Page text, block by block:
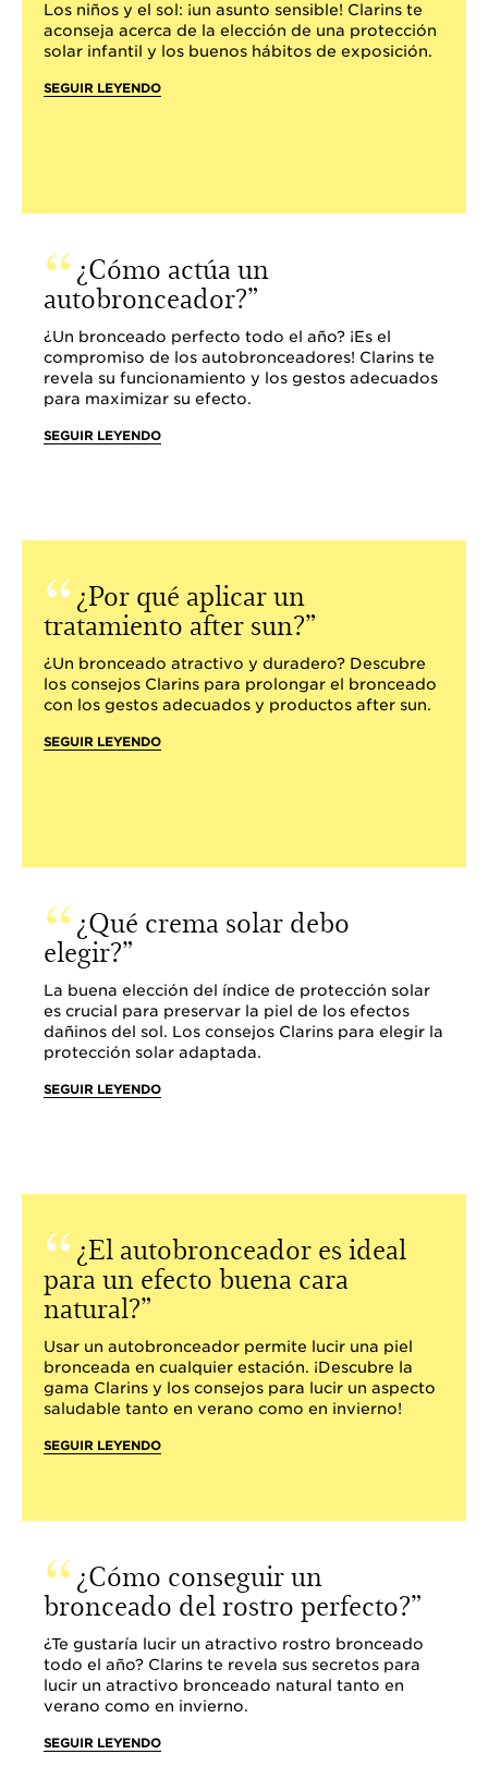
Los niños y el sol: ¡un asunto sensible! Clarins te
aconseja acerca de la elección de una protección
solar infantil y los buenos hábitos de exposición.
SEGUIR LEYENDO
¿Cómo actúa un
autobronceador?
¿Un bronceado perfecto todo el año? ¡Es el
compromiso de los autobronceadores! Clarins te
revela su funcionamiento y los gestos adecuados
para maximizar su efecto.
SEGUIR LEYENDO
¿Por qué aplicar un
tratamiento after sun?
¿Un bronceado atractivo y duradero? Descubre
los consejos Clarins para prolongar el bronceado
con los gestos adecuados y productos after sun.
SEGUIR LEYENDO
¿Qué crema solar debo
elegir?
La buena elección del índice de protección solar
es crucial para preservar la piel de los efectos
dañinos del sol. Los consejos Clarins para elegir la
protección solar adaptada.
SEGUIR LEYENDO
¿El autobronceador es ideal
para un efecto buena cara
natural?
Usar un autobronceador permite lucir una piel
bronceada en cualquier estación. ¡Descubre la
gama Clarins y los consejos para lucir un aspecto
saludable tanto en verano como en invierno!
SEGUIR LEYENDO
¿Cómo conseguir un
bronceado del rostro perfecto?
¿Te gustaría lucir un atractivo rostro bronceado
todo el año? Clarins te revela sus secretos para
lucir un atractivo bronceado natural tanto en
verano como en invierno.
SEGUIR LEYENDO